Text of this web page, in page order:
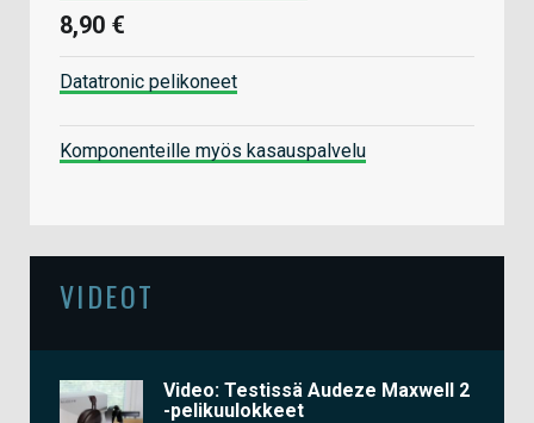
8,90 €
Datatronic pelikoneet
Komponenteille myös kasauspalvelu
VIDEOT
Video: Testissä Audeze Maxwell 2
-pelikuulokkeet